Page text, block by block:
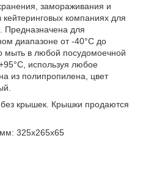
замораживания и
компаниях для
Предназначена для
диапазоне от -40°С до
мыть в любой посудомоечной
используя любое
из полипропилена, цвет
без крышек. Крышки продаются
325х265х65